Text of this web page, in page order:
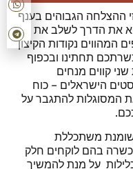
ההצלחה הגבוהים בענף
את הדרך לשלב את
המהווים נקודות הקיצון
תחתינו ובכפוף
קווים מנחים
הישראלים – כוח
המסוגלות להתגבר על
משתכללת
בהם לוקחים חלק
על מנת להמשיך